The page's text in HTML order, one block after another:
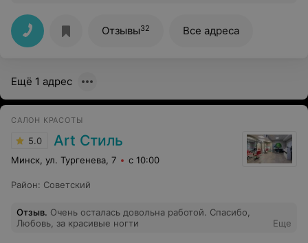
Отзывы32 Все адреса
Ещё 1 адрес
САЛОН КРАСОТЫ
5.0 Art Стиль
Минск, ул. Тургенева, 7 с 10:00
Район: Советский
Отзыв. Очень осталась довольна работой. Спасибо,
Любовь, за красивые ногти
Еще